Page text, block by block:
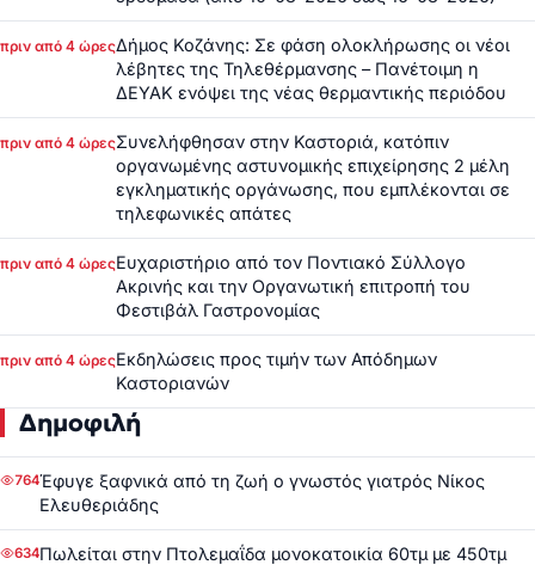
πριν από 4 ώρεςΔήμος Κοζάνης: Σε φάση ολοκλήρωσης οι νέοι
λέβητες της Τηλεθέρμανσης – Πανέτοιμη η
ΔΕΥΑΚ ενόψει της νέας θερμαντικής περιόδου
πριν από 4 ώρεςΣυνελήφθησαν στην Καστοριά, κατόπιν
οργανωμένης αστυνομικής επιχείρησης 2 μέλη
εγκληματικής οργάνωσης, που εμπλέκονται σε
τηλεφωνικές απάτες
πριν από 4 ώρεςΕυχαριστήριο από τον Ποντιακό Σύλλογο
Ακρινής και την Οργανωτική επιτροπή του
Φεστιβάλ Γαστρονομίας
πριν από 4 ώρεςΕκδηλώσεις προς τιμήν των Απόδημων
Καστοριανών
Δημοφιλή
764Έφυγε ξαφνικά από τη ζωή ο γνωστός γιατρός Νίκος
Ελευθεριάδης
634Πωλείται στην Πτολεμαΐδα μονοκατοικία 60τμ με 450τμ